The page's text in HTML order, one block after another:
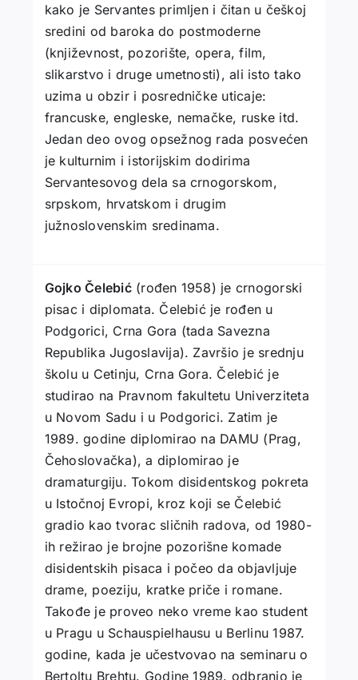
kako je Servantes primljen i čitan u češkoj
sredini od baroka do postmoderne
(književnost, pozorište, opera, film,
slikarstvo i druge umetnosti), ali isto tako
uzima u obzir i posredničke uticaje:
francuske, engleske, nemačke, ruske itd.
Jedan deo ovog opsežnog rada posvećen
je kulturnim i istorijskim dodirima
Servantesovog dela sa crnogorskom,
srpskom, hrvatskom i drugim
južnoslovenskim sredinama.
Gojko Čelebić(rođen 1958) je crnogorski
pisac i diplomata. Čelebić je rođen u
Podgorici, Crna Gora (tada Savezna
Republika Jugoslavija). Završio je srednju
školu u Cetinju, Crna Gora. Čelebić je
studirao na Pravnom fakultetu Univerziteta
u Novom Sadu i u Podgorici. Zatim je
1989. godine diplomirao na DAMU (Prag,
Čehoslovačka), a diplomirao je
dramaturgiju. Tokom disidentskog pokreta
u Istočnoj Evropi, kroz koji se Čelebić
gradio kao tvorac sličnih radova, od 1980-
ih režirao je brojne pozorišne komade
disidentskih pisaca i počeo da objavljuje
drame, poeziju, kratke priče i romane.
Takođe je proveo neko vreme kao student
u Pragu u Schauspielhausu u Berlinu 1987.
godine, kada je učestvovao na seminaru o
Bertoltu Brehtu. Godine 1989. odbranio je